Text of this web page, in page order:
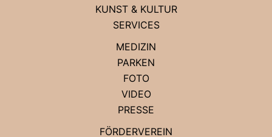
KUNST & KULTUR
SERVICES
MEDIZIN
PARKEN
FOTO
VIDEO
PRESSE
FÖRDERVEREIN